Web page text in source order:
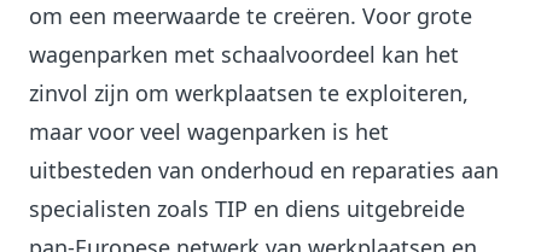
om een meerwaarde te creëren. Voor grote
wagenparken met schaalvoordeel kan het
zinvol zijn om werkplaatsen te exploiteren,
maar voor veel wagenparken is het
uitbesteden van onderhoud en reparaties aan
specialisten zoals TIP en diens uitgebreide